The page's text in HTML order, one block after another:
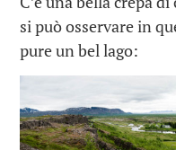
si può osservare in
pure un bel lago: